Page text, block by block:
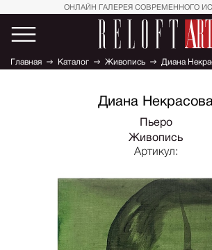
ОНЛАЙН ГАЛЕРЕЯ СОВРЕМЕННОГО
Главная Каталог Живопись Диана
Диана
Пьеро
Живопись
Артикул: